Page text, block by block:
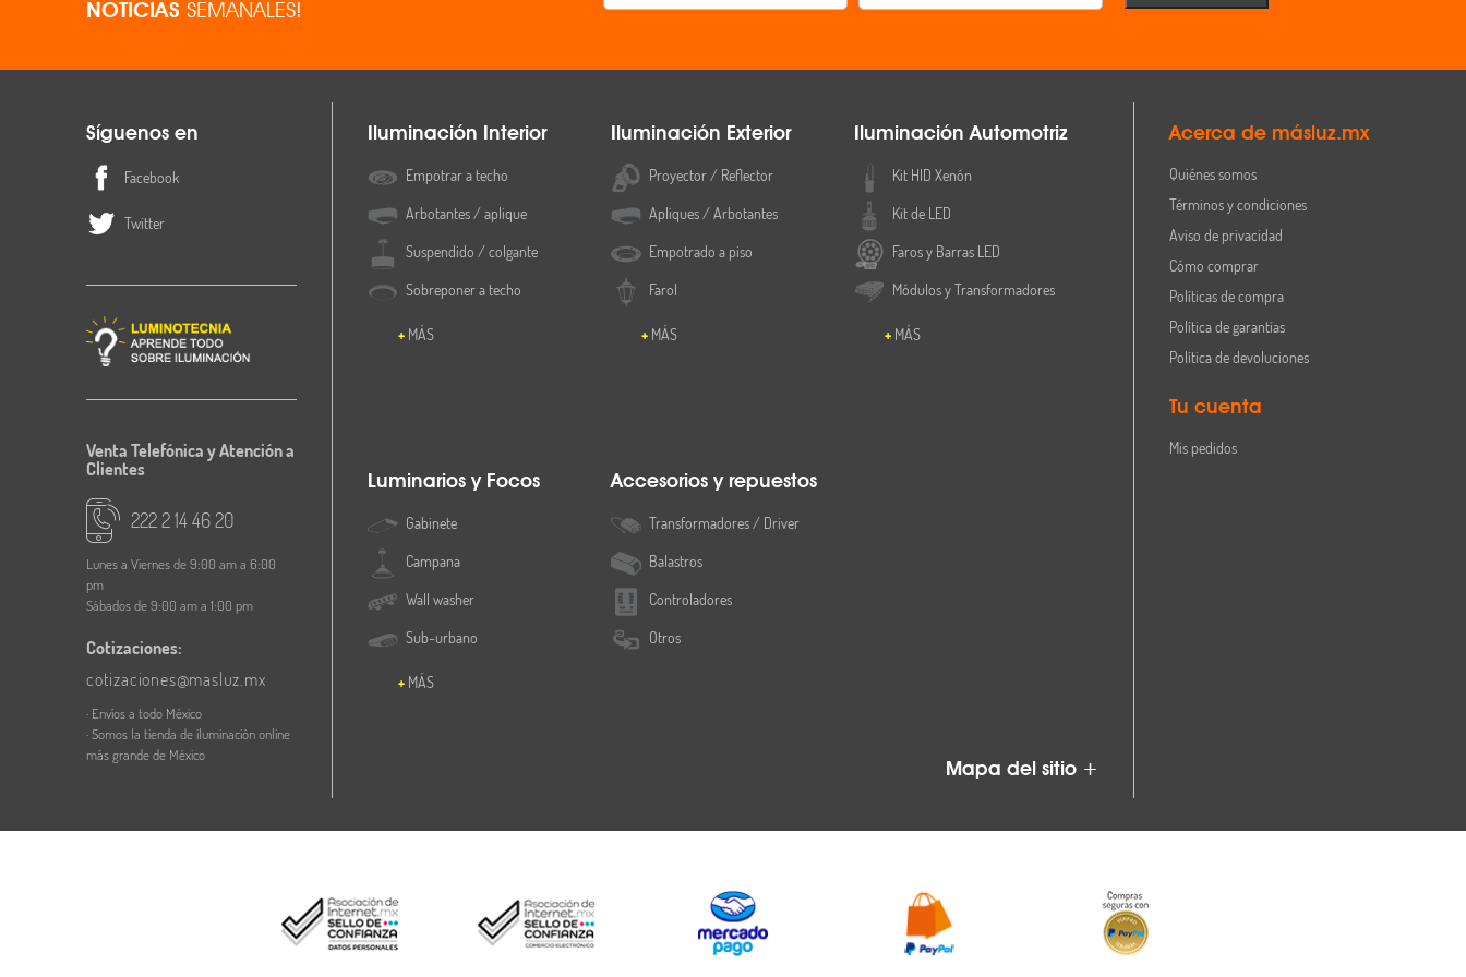
NOTICIAS SEMANALES!
Síguenos en
Facebook
Twitter
Venta Telefónica y Atención a
Clientes
222 2 14 46 20
Lunes a Viernes de 9:00 am a 6:00
pm
Sábados de 9:00 am a 1:00 pm
Cotizaciones:
cotizaciones@masluz.mx
· Envíos a todo México
· Somos la tienda de iluminación online
más grande de México
Iluminación Interior
Empotrar a techo
Arbotantes / aplique
Suspendido / colgante
Sobreponer a techo
MÁS
Iluminación Exterior
Proyector / Reflector
Apliques / Arbotantes
Empotrado a piso
Farol
MÁS
Iluminación Automotriz
Kit HID Xenón
Kit de LED
Faros y Barras LED
Módulos y Transformadores
MÁS
Luminarios y Focos
Gabinete
Campana
Wall washer
Sub-urbano
MÁS
Accesorios y repuestos
Transformadores / Driver
Balastros
Controladores
Otros
Mapa del sitio +
Acerca de másluz.mx
Quiénes somos
Términos y condiciones
Aviso de privacidad
Cómo comprar
Políticas de compra
Política de garantías
Política de devoluciones
Tu cuenta
Mis pedidos